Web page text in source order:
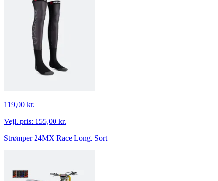
119,00 kr.
Vejl. pris: 155,00 kr.
Strømper 24MX Race Long, Sort